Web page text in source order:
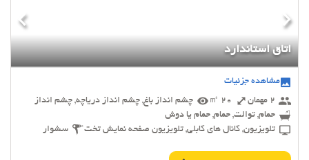
اتاق استاندارد
مشاهده جزئیات
2 مهمان
20 ㎡
چشم انداز باغ, چشم انداز دریاچه, چشم انداز
حمام, توالت, حمام, حمام یا دوش
تلویزیون, کانال های کابلی, تلویزیون صفحه نمایش تخت
سشوار